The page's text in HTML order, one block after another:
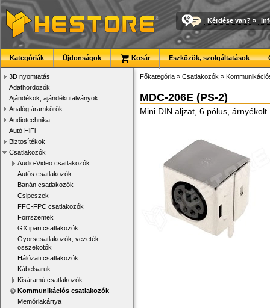
Kérdése van? »
Kategóriák Újdonságok Kosár Eszközök, szolgáltatások
3D nyomtatás
Adathordozók
Ajándékok, ajándékutalványok
Analóg áramkörök
Audiotechnika
Autó HiFi
Biztosítékok
Csatlakozók
Audio-Video csatlakozók
Autós csatlakozók
Banán csatlakozók
Csipeszek
FFC-FPC csatlakozók
Forrszemek
GX ipari csatlakozók
Gyorscsatlakozók, vezeték
összekötők
Hálózati csatlakozók
Kábelsaruk
Kisáramú csatlakozók
Kommunikációs csatlakozók
Memóriakártya
Főkategória » Csatlakozók »
MDC-206E (PS-2)
Mini DIN aljzat, 6 pólus, árnyékolt